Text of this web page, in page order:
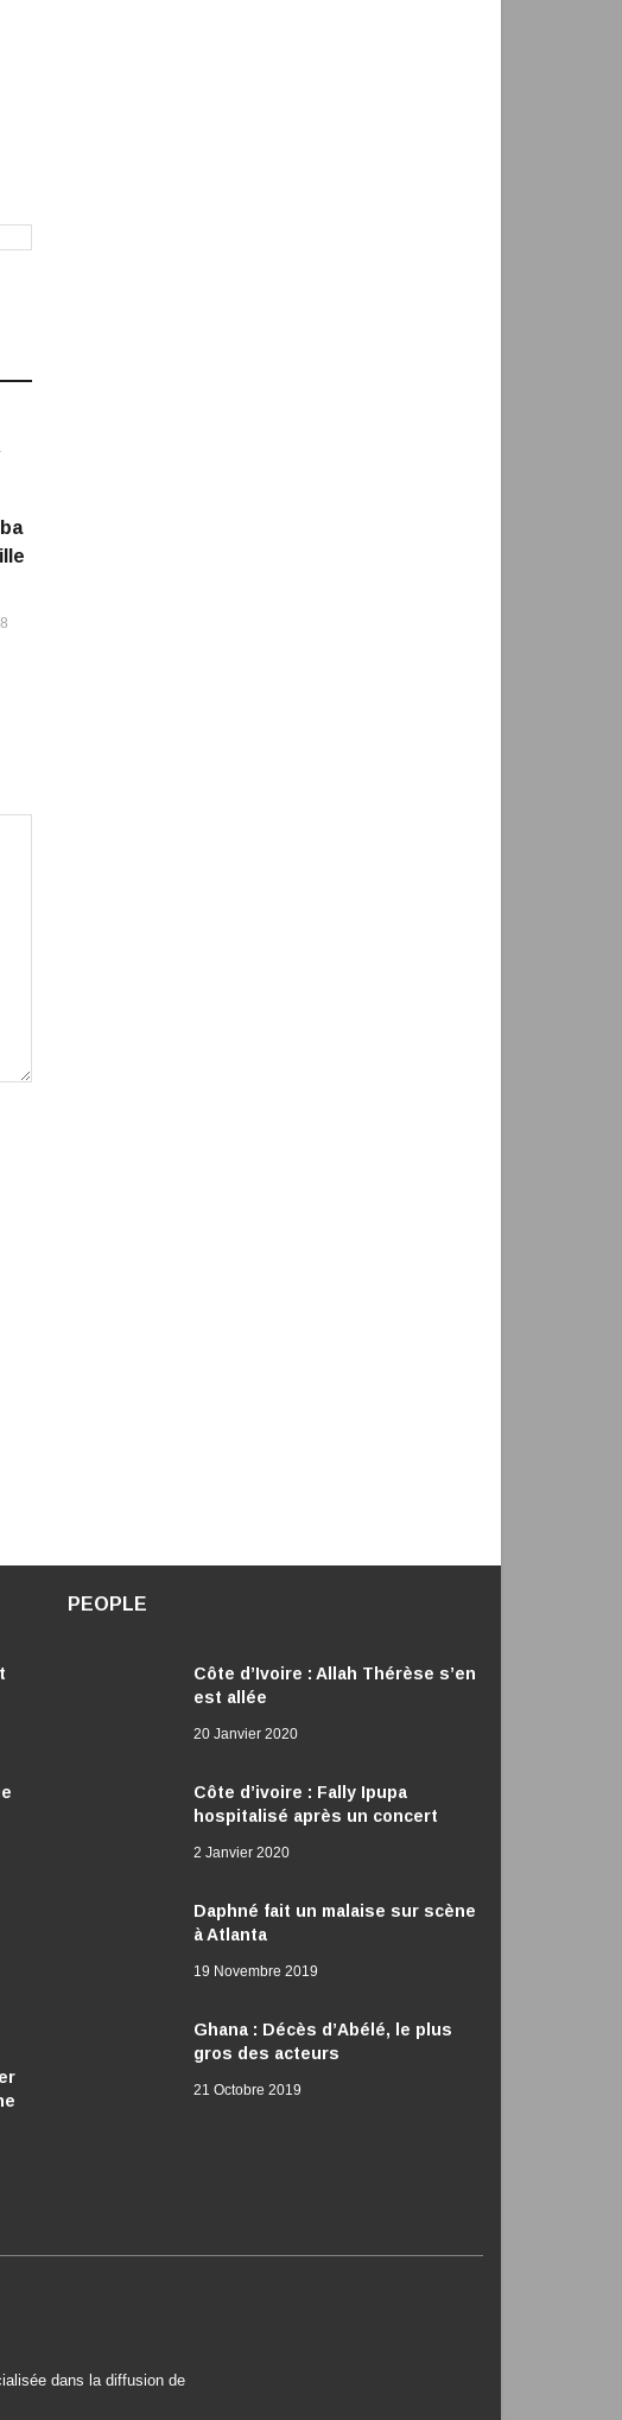
PEOPLE
Côte d’Ivoire : Allah Thérèse s’en
est allée
20 Janvier 2020
Côte d’ivoire : Fally Ipupa
hospitalisé après un concert
2 Janvier 2020
Daphné fait un malaise sur scène
à Atlanta
19 Novembre 2019
Ghana : Décès d’Abélé, le plus
gros des acteurs
21 Octobre 2019
dans la diffusion de